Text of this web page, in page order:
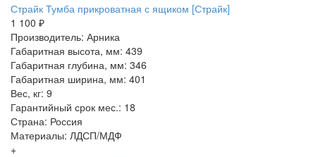
Страйк Тумба прикроватная с ящиком [Страйк]
1 100 ₽
Производитель: Арника
Габаритная высота, мм: 439
Габаритная глубина, мм: 346
Габаритная ширина, мм: 401
Вес, кг: 9
Гарантийный срок мес.: 18
Страна: Россия
Материалы: ЛДСП/МДФ
+